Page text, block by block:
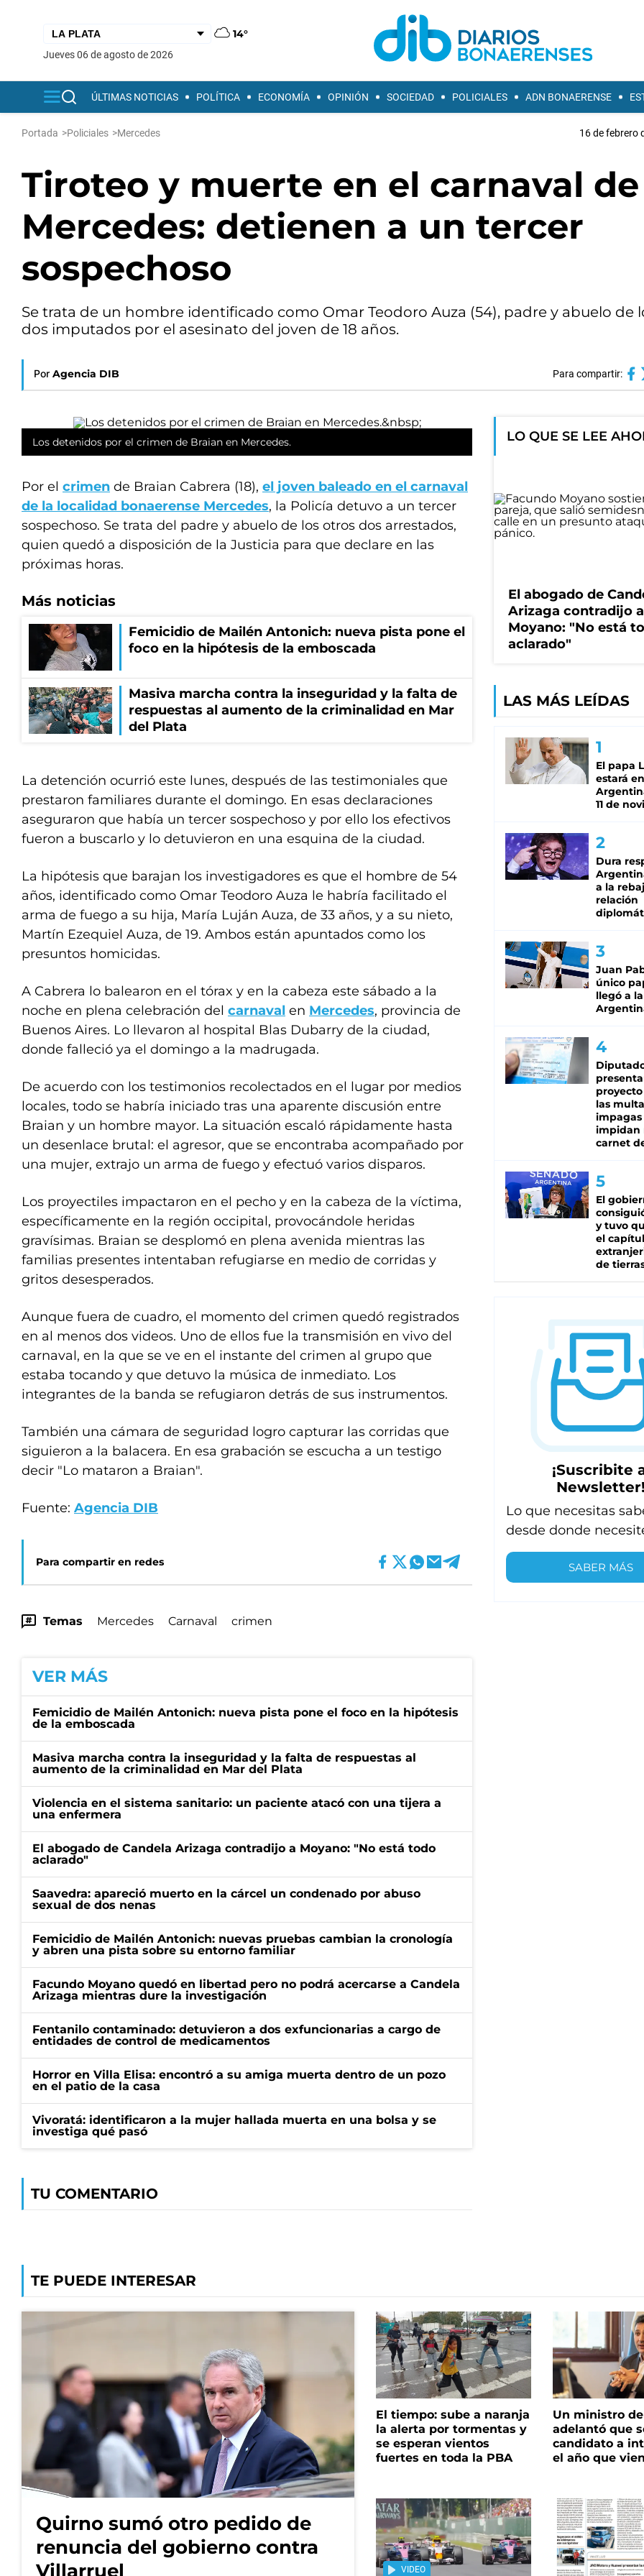
14°
jueves 06 de agosto de 2026
ÚLTIMAS NOTICIAS POLÍTICA ECONOMÍA OPINIÓN SOCIEDAD POLICIALES ADN BONAERENSE
Portada >Policiales >Mercedes 16 de febrero
Tiroteo y muerte en el carnaval de
Mercedes: detienen a un tercer
sospechoso
Se trata de un hombre identificado como Omar Teodoro Auza (54), padre y abuelo de
dos imputados por el asesinato del joven de 18 años.
Por Agencia DIB Para compartir:
Los detenidos por el crimen de Braian en Mercedes.
Por el crimen de Braian Cabrera (18), el joven baleado en el carnaval
de la localidad bonaerense Mercedes, la Policía detuvo a un tercer
sospechoso. Se trata del padre y abuelo de los otros dos arrestados,
quien quedó a disposición de la Justicia para que declare en las
próximas horas.
Más noticias
Femicidio de Mailén Antonich: nueva pista pone el
foco en la hipótesis de la emboscada
Masiva marcha contra la inseguridad y la falta de
respuestas al aumento de la criminalidad en Mar
del Plata
La detención ocurrió este lunes, después de las testimoniales que
prestaron familiares durante el domingo. En esas declaraciones
aseguraron que había un tercer sospechoso y por ello los efectivos
fueron a buscarlo y lo detuvieron en una esquina de la ciudad.
La hipótesis que barajan los investigadores es que el hombre de 54
años, identificado como Omar Teodoro Auza le habría facilitado el
arma de fuego a su hija, María Luján Auza, de 33 años, y a su nieto,
Martín Ezequiel Auza, de 19. Ambos están apuntados como los
presuntos homicidas.
A Cabrera lo balearon en el tórax y en la cabeza este sábado a la
noche en plena celebración del carnaval en Mercedes, provincia de
Buenos Aires. Lo llevaron al hospital Blas Dubarry de la ciudad,
donde falleció ya el domingo a la madrugada.
De acuerdo con los testimonios recolectados en el lugar por medios
locales, todo se habría iniciado tras una aparente discusión entre
Braian y un hombre mayor. La situación escaló rápidamente hasta
un desenlace brutal: el agresor, que se encontraba acompañado por
una mujer, extrajo un arma de fuego y efectuó varios disparos.
Los proyectiles impactaron en el pecho y en la cabeza de la víctima,
específicamente en la región occipital, provocándole heridas
gravísimas. Braian se desplomó en plena avenida mientras las
familias presentes intentaban refugiarse en medio de corridas y
gritos desesperados.
Aunque fuera de cuadro, el momento del crimen quedó registrados
en al menos dos videos. Uno de ellos fue la transmisión en vivo del
carnaval, en la que se ve en el instante del crimen al grupo que
estaba tocando y que detuvo la música de inmediato. Los
integrantes de la banda se refugiaron detrás de sus instrumentos.
También una cámara de seguridad logro capturar las corridas que
siguieron a la balacera. En esa grabación se escucha a un testigo
decir "Lo mataron a Braian".
Fuente: Agencia DIB
Para compartir en redes
Temas Mercedes Carnaval crimen
VER MÁS
Femicidio de Mailén Antonich: nueva pista pone el foco en la hipótesis
de la emboscada
Masiva marcha contra la inseguridad y la falta de respuestas al
aumento de la criminalidad en Mar del Plata
Violencia en el sistema sanitario: un paciente atacó con una tijera a
una enfermera
El abogado de Candela Arizaga contradijo a Moyano: "No está todo
aclarado"
Saavedra: apareció muerto en la cárcel un condenado por abuso
sexual de dos nenas
Femicidio de Mailén Antonich: nuevas pruebas cambian la cronología
y abren una pista sobre su entorno familiar
Facundo Moyano quedó en libertad pero no podrá acercarse a Candela
Arizaga mientras dure la investigación
Fentanilo contaminado: detuvieron a dos exfuncionarias a cargo de
entidades de control de medicamentos
Horror en Villa Elisa: encontró a su amiga muerta dentro de un pozo
en el patio de la casa
Vivoratá: identificaron a la mujer hallada muerta en una bolsa y se
investiga qué pasó
TU COMENTARIO
LO QUE SE LEE
El abogado de
Arizaga contradijo a
Moyano: "No está
aclarado"
LAS MÁS LEÍDAS
El papa
estará
11 de
Dura
a la
relación
Juan
único
llegó a la
las
impagas
impidan
carnet
El
y tuvo
el
de
¡Suscribite
Newsletter!
Lo que necesitas
desde donde
SABER MÁS
TE PUEDE INTERESAR
Quirno sumó otro pedido de
renuncia del gobierno contra
Villarruel
El tiempo: sube a naranja
la alerta por tormentas y
se esperan vientos
fuertes en toda la PBA
Un ministro
adelantó que
candidato a
el año que
VIDEO